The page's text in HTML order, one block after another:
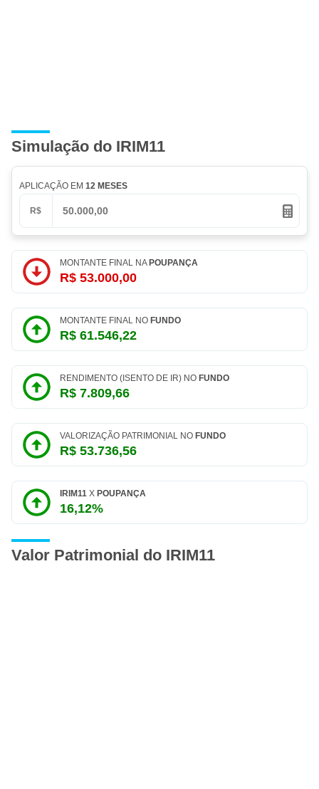
Simulação do IRIM11
APLICAÇÃO EM 12 MESES
R$
MONTANTE FINAL NA POUPANÇA
R$ 53.000,00
MONTANTE FINAL NO FUNDO
R$ 61.546,22
RENDIMENTO (ISENTO DE IR) NO FUNDO
R$ 7.809,66
VALORIZAÇÃO PATRIMONIAL NO FUNDO
R$ 53.736,56
IRIM11 X POUPANÇA
16,12%
Valor Patrimonial do IRIM11